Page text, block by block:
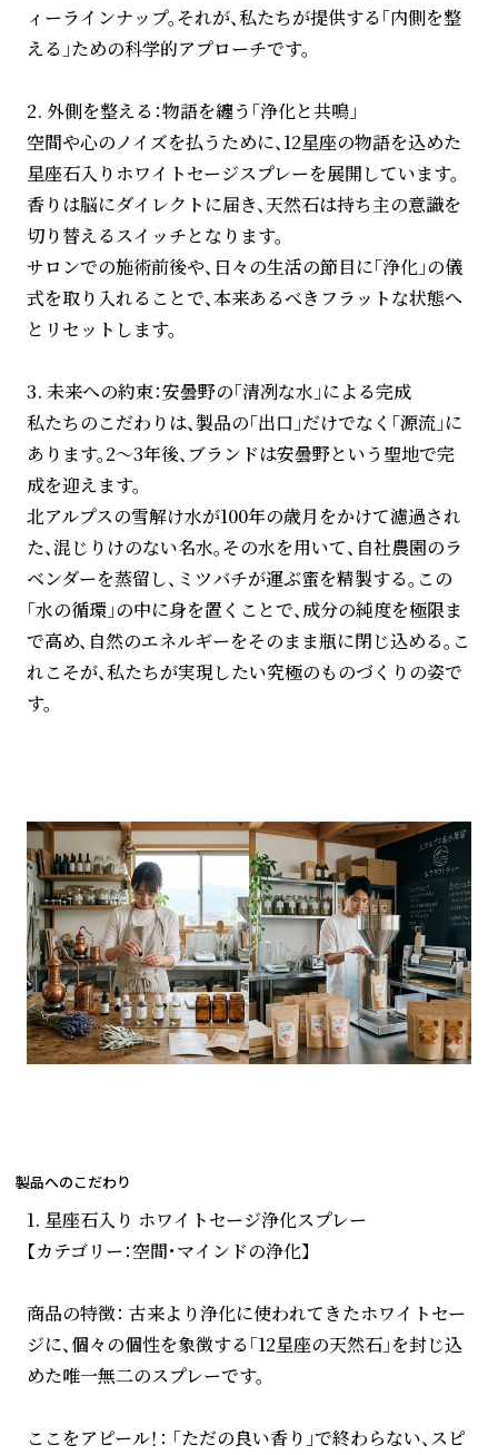
ィーラインナップ。それが、私たちが提供する「内側を整
える」ための科学的アプローチです。
2. 外側を整える：物語を纏う「浄化と共鳴」
空間や心のノイズを払うために、12星座の物語を込めた
星座石入りホワイトセージスプレーを展開しています。
香りは脳にダイレクトに届き、天然石は持ち主の意識を
切り替えるスイッチとなります。
サロンでの施術前後や、日々の生活の節目に「浄化」の儀
式を取り入れることで、本来あるべきフラットな状態へ
とリセットします。
3. 未来への約束：安曇野の「清冽な水」による完成
私たちのこだわりは、製品の「出口」だけでなく「源流」に
あります。2〜3年後、ブランドは安曇野という聖地で完
成を迎えます。
北アルプスの雪解け水が100年の歳月をかけて濾過され
た、混じりけのない名水。その水を用いて、自社農園のラ
ベンダーを蒸留し、ミツバチが運ぶ蜜を精製する。この
「水の循環」の中に身を置くことで、成分の純度を極限ま
で高め、自然のエネルギーをそのまま瓶に閉じ込める。こ
れこそが、私たちが実現したい究極のものづくりの姿で
す。
製品へのこだわり
1. 星座石入り ホワイトセージ浄化スプレー
【カテゴリー：空間・マインドの浄化】
商品の特徴： 古来より浄化に使われてきたホワイトセー
ジに、個々の個性を象徴する「12星座の天然石」を封じ込
めた唯一無二のスプレーです。
ここをアピール！： 「ただの良い香り」で終わらない、スピ